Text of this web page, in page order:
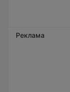
Реклама